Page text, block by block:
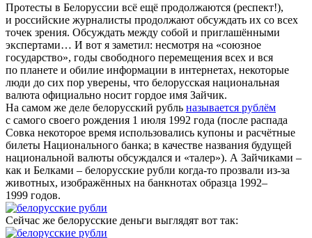
Протесты в Белоруссии всё ещё продолжаются (респект!),
и российские журналисты продолжают обсуждать их со всех
точек зрения. Обсуждать между собой и приглашёнными
экспертами… И вот я заметил: несмотря на «союзное
государство», годы свободного перемещения всех и вся
по планете и обилие информации в интернетах, некоторые
люди до сих пор уверены, что белорусская национальная
валюта официально носит гордое имя Зайчик.
На самом же деле белорусский рубль называется рублём
с самого своего рождения 1 июля 1992 года (после распада
Совка некоторое время использовались купоны и расчётные
билеты Национального банка; в качестве названия будущей
национальной валюты обсуждался и «талер»). А Зайчиками –
как и Белками – белорусские рубли когда-то прозвали из-за
животных, изображённых на банкнотах образца 1992–
1999 годов.
Сейчас же белорусские деньги выглядят вот так: